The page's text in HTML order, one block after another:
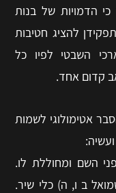
הדמויות של בנות
להציג חטיבות
השבטי לפיו כל
קדום אחד.
אטימולוגי לשמות
השם ומחוללת לו.
ב ו, ה) כלי שיר.